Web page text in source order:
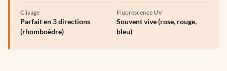
Clivage
Parfait en 3 directions
(rhomboèdre)
Fluorescence UV
Souvent vive (rose, rouge,
bleu)